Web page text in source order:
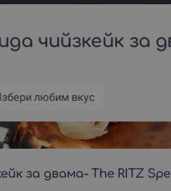
чийзкейк за
любим вкус
за двама- The RITZ